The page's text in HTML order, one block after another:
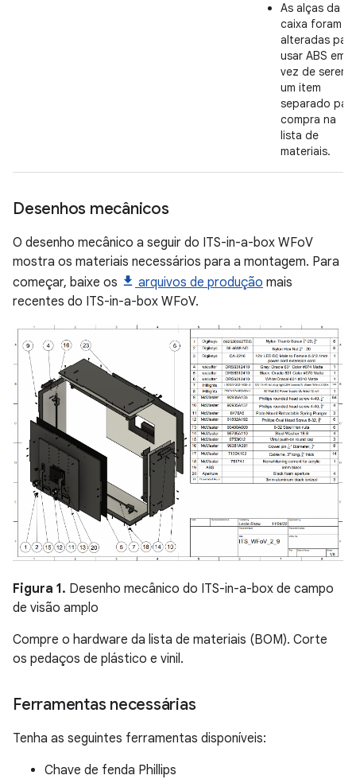
As alças da
caixa foram
alteradas para
usar ABS em
vez de serem
um item
separado
compra na
lista de
materiais.
Desenhos mecânicos
O desenho mecânico a seguir do ITS-in-a-box WFoV
mostra os materiais necessários para a montagem. Para
começar, baixe os
arquivos de produção mais
recentes do ITS-in-a-box WFoV.
Figura 1. Desenho mecânico do ITS-in-a-box de campo
de visão amplo
Compre o hardware da lista de materiais (BOM). Corte
os pedaços de plástico e vinil.
Ferramentas necessárias
Tenha as seguintes ferramentas disponíveis:
Chave de fenda Phillips